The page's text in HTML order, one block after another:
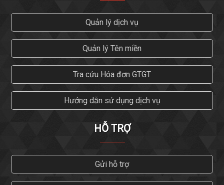
Quản lý dịch vụ
Quản lý Tên miền
Tra cứu Hóa đơn GTGT
Hướng dẫn sử dụng dịch vụ
HỖ TRỢ
Gửi hỗ trợ